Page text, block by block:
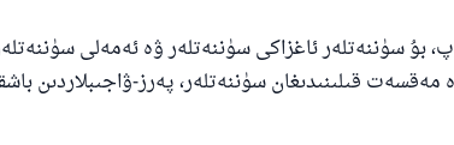
بۇ سۈننەتلەر ئاغزاكى سۈننەتلەر ۋە ئەمەلى
مەقسەت قىلىنىدىغان سۈننەتلەر، پەرز-ۋاجىبلاردىن